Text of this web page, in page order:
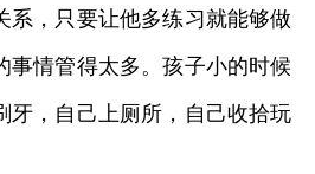
系，只要让他多练习就能够做
事情管得太多。孩子小的时候
牙，自己上厕所，自己收拾玩